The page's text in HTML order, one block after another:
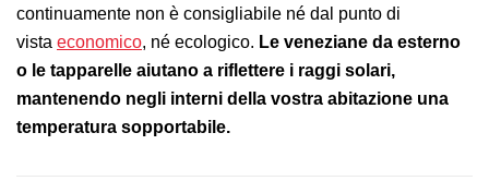
continuamente non è consigliabile né dal punto di
vista economico, né ecologico. Le veneziane da esterno
o le tapparelle aiutano a riflettere i raggi solari,
mantenendo negli interni della vostra abitazione una
temperatura sopportabile.